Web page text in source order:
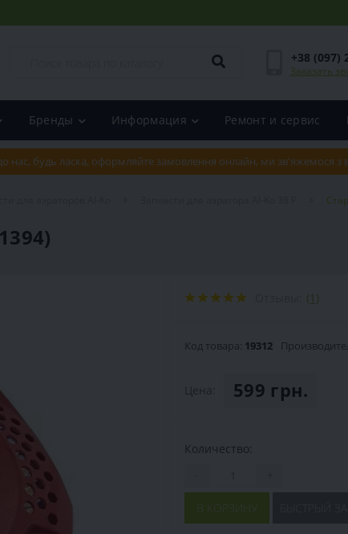
+38 (097)
Заказать
Бренды Информация Ремонт и сервис
нас, будь ласка, оформляйте замовлення онлайн, ми зв'яжемося
(1)
Код товара: 19312
599 грн.
Количество:
В КОРЗИНУ